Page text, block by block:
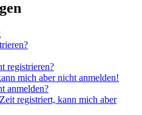
registrieren?
mich aber nicht anmelden!
anmelden?
registriert, kann mich aber